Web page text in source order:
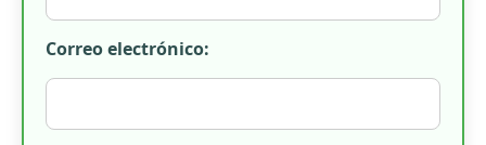
Correo electrónico: